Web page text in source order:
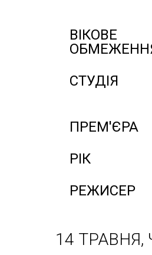
ВІКОВЕ
СТУДІЯ
ПРЕМ'ЄРА
РІК
РЕЖИСЕР
14 ТРАВНЯ,